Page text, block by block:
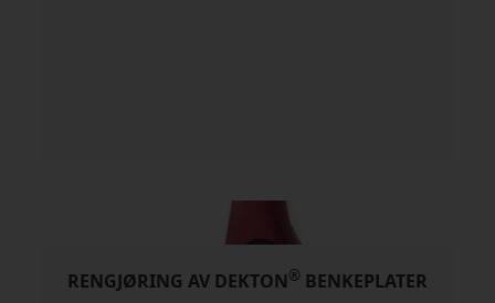
RENGJØRING AV DEKTON® BENKEPLATER